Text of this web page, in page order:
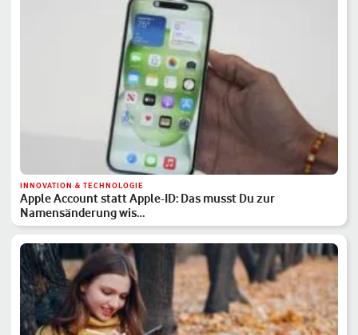
INNOVATION & TECHNOLOGIE
Apple Account statt Apple-ID: Das musst Du zur
Namensänderung wis…